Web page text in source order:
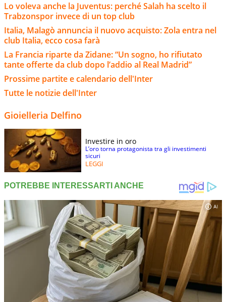
Lo voleva anche la Juventus: perché Salah ha scelto il
Trabzonspor invece di un top club
Italia, Malagò annuncia il nuovo acquisto: Zola entra nel
club Italia, ecco cosa farà
La Francia riparte da Zidane: “Un sogno, ho rifiutato
tante offerte da club dopo l’addio al Real Madrid”
Prossime partite e calendario dell'Inter
Tutte le notizie dell'Inter
Gioielleria Delfino
Investire in oro
L’oro torna protagonista tra gli investimenti
sicuri
LEGGI